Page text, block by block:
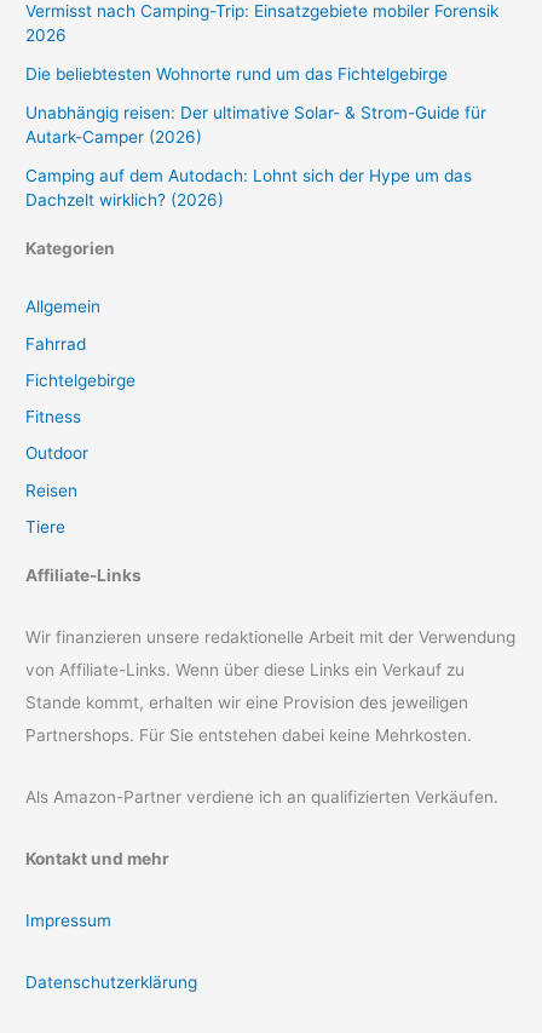
Vermisst nach Camping-Trip: Einsatzgebiete mobiler Forensik
2026
Die beliebtesten Wohnorte rund um das Fichtelgebirge
Unabhängig reisen: Der ultimative Solar- & Strom-Guide für
Autark-Camper (2026)
Camping auf dem Autodach: Lohnt sich der Hype um das
Dachzelt wirklich? (2026)
Kategorien
Allgemein
Fahrrad
Fichtelgebirge
Fitness
Outdoor
Reisen
Tiere
Affiliate-Links
Wir finanzieren unsere redaktionelle Arbeit mit der Verwendung
von Affiliate-Links. Wenn über diese Links ein Verkauf zu
Stande kommt, erhalten wir eine Provision des jeweiligen
Partnershops. Für Sie entstehen dabei keine Mehrkosten.
Als Amazon-Partner verdiene ich an qualifizierten Verkäufen.
Kontakt und mehr
Impressum
Datenschutzerklärung